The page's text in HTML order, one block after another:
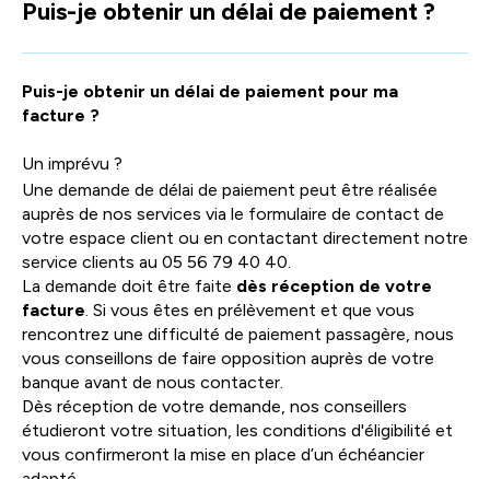
Puis-je obtenir un délai de paiement ?
Puis-je obtenir un délai de paiement pour ma
facture ?
Un imprévu ?
Une demande de délai de paiement peut être réalisée
auprès de nos services via le formulaire de contact de
votre espace client ou en contactant directement notre
service clients au 05 56 79 40 40.
La demande doit être faite dès réception de votre
facture. Si vous êtes en prélèvement et que vous
rencontrez une difficulté de paiement passagère, nous
vous conseillons de faire opposition auprès de votre
banque avant de nous contacter.
Dès réception de votre demande, nos conseillers
étudieront votre situation, les conditions d'éligibilité et
vous confirmeront la mise en place d’un échéancier